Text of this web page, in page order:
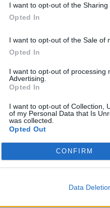
I want to opt-out of the Sharing
Opted In
I want to opt-out of the Sale of
Opted In
I want to opt-out of processing
Advertising.
Opted In
I want to opt-out of Collection,
of my Personal Data that Is
was collected.
Opted Out
CONFIRM
Data
Radio.gr στο
νέα
Radio.gr και στο